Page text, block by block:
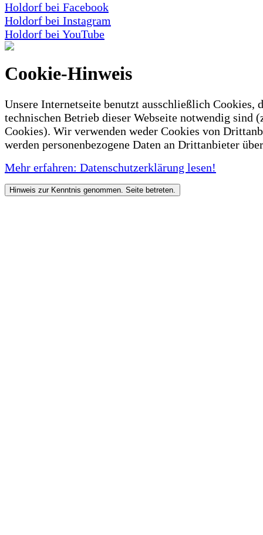
Holdorf bei Facebook
Holdorf bei Instagram
Holdorf bei YouTube
Cookie-Hinweis
Unsere Internetseite benutzt ausschließlich Cookies,
technischen Betrieb dieser Webseite notwendig sind
Cookies). Wir verwenden weder Cookies von
werden personenbezogene Daten an Drittanbieter
Mehr erfahren: Datenschutzerklärung lesen!
Hinweis zur Kenntnis genommen. Seite betreten.